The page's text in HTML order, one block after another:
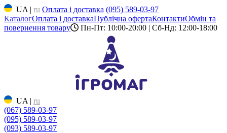
UA | ru Оплата і доставка (095) 589-03-97
КаталогОплата і доставкаПублічна офертаКонтактиОбмін та
повернення товару
Пн-Пт: 10:00-20:00 | Сб-Нд: 12:00-18:00
UA | ru
(067) 589-03-97
(095) 589-03-97
(093) 589-03-97